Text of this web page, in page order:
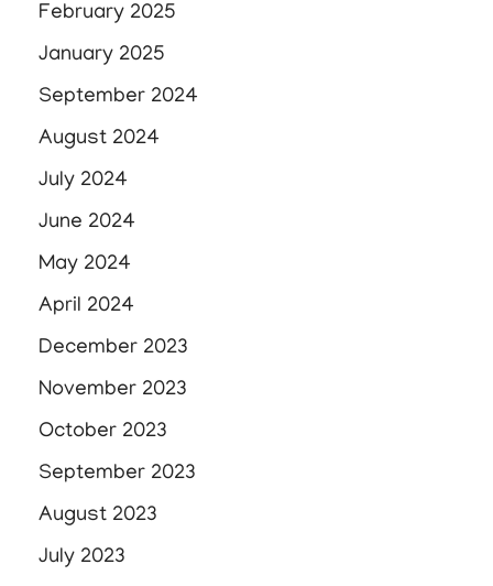
February 2025
January 2025
September 2024
August 2024
July 2024
June 2024
May 2024
April 2024
December 2023
November 2023
October 2023
September 2023
August 2023
July 2023